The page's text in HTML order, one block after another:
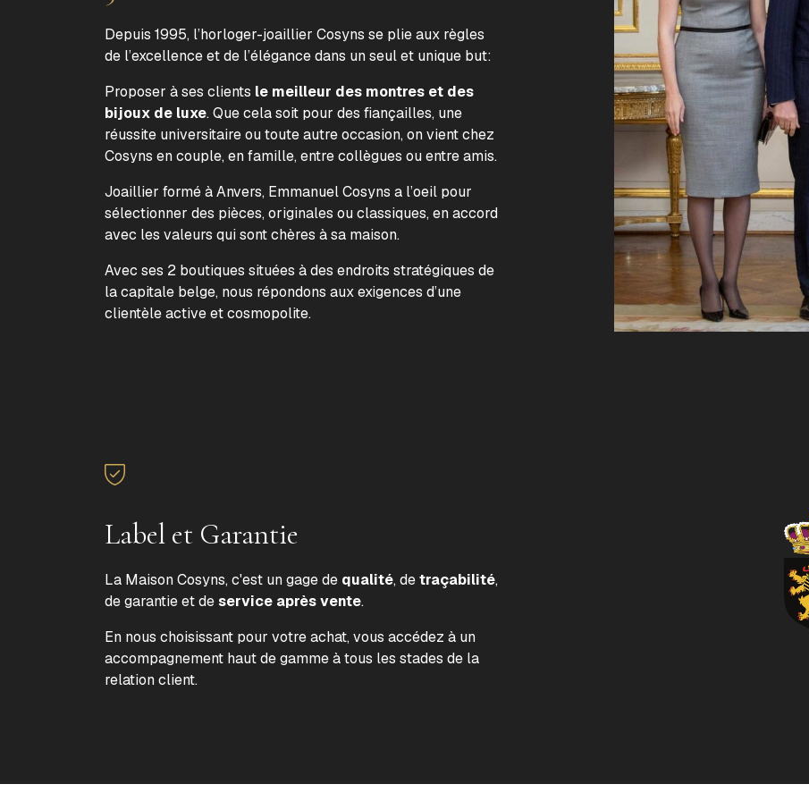
Depuis 1995, l’horloger-joaillier Cosyns se plie aux règles
de l’excellence et de l’élégance dans un seul et unique but:
Proposer à ses clients le meilleur des montres et des
bijoux de luxe. Que cela soit pour des fiançailles, une
réussite universitaire ou toute autre occasion, on vient chez
Cosyns en couple, en famille, entre collègues ou entre amis.
Joaillier formé à Anvers, Emmanuel Cosyns a l’oeil pour
sélectionner des pièces, originales ou classiques, en accord
avec les valeurs qui sont chères à sa maison.
Avec ses 2 boutiques situées à des endroits stratégiques de
la capitale belge, nous répondons aux exigences d’une
clientèle active et cosmopolite.
Label et Garantie
La Maison Cosyns, c'est un gage de qualité, detraçabilité,
de garantie et deservice après vente.
En nous choisissant pour votre achat, vous accédez à un
accompagnement haut de gamme à tous les stades de la
relation client.